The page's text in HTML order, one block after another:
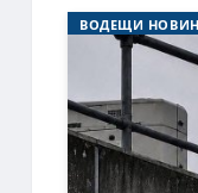
ВОДЕЩИ